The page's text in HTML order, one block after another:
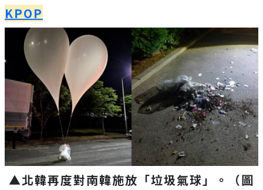
KPOP
▲北韓再度對南韓施放「垃圾氣球」。（圖